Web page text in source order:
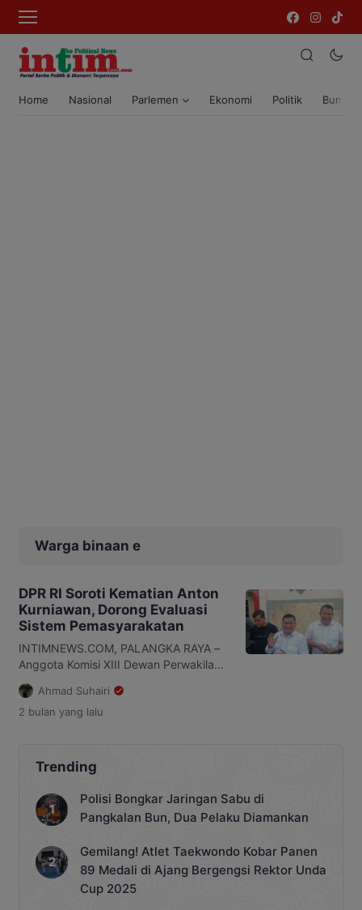
Home Nasional Parlemen Ekonomi Politik Bumi
Warga binaan e
DPR RI Soroti Kematian Anton
Kurniawan, Dorong Evaluasi
Sistem Pemasyarakatan
INTIMNEWS.COM, PALANGKA RAYA –
Anggota Komisi XIII Dewan Perwakilan
Rakyat (DPR) RI, Bias Layar meminta
jajaran pemasyarakatan di Kalimantan
Tengah (Kalteng) melakukan evaluasi
Lapas Palangka Raya. Bias
menegaskan seluruh proses hukum
terkait kematian Anton harus
diserahkan kepada penyidik dan tim
medis agar hasilnya objektif. “Kami
Ahmad Suhairi
2 bulan yang lalu
Trending
Polisi Bongkar Jaringan Sabu di
Pangkalan Bun, Dua Pelaku Diamankan
Gemilang! Atlet Taekwondo Kobar Panen
89 Medali di Ajang Bergengsi Rektor Unda
Cup 2025